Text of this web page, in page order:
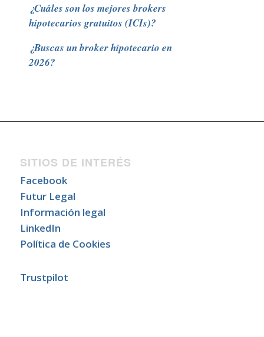
¿Cuáles son los mejores brokers
hipotecarios gratuitos (ICIs)?
¿Buscas un broker hipotecario en
2026?
SITIOS DE INTERÉS
Facebook
Futur Legal
Información legal
LinkedIn
Política de Cookies
Trustpilot